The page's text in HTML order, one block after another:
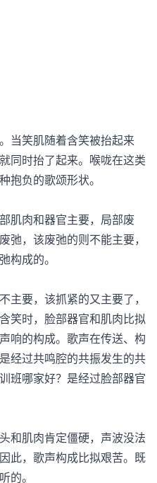
笑肌随着含笑被抬起来
同时抬了起来。喉咙在这类
抱负的歌颂形状。
肉和器官主要，局部废
弛，该废弛的则不能主要，
构成的。
要，该抓紧的又主要了，
笑时，脸部器官和肌肉比拟
响的构成。歌声在传送、构
经过共鸣腔的共振发生的共
班哪家好？是经过脸部器官
肌肉肯定僵硬，声波没法
此，歌声构成比拟艰苦。既
的。